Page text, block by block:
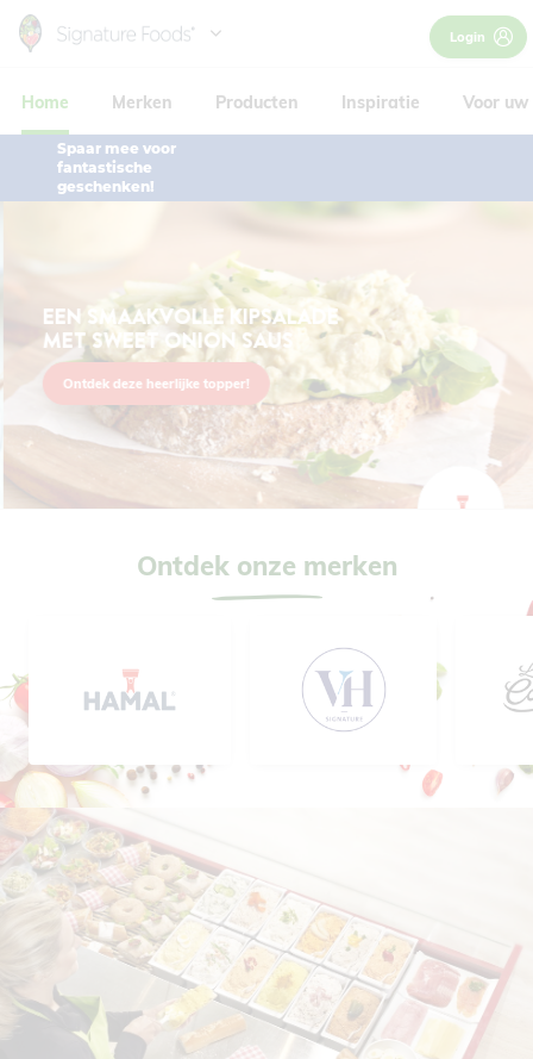
Skip
main
content
Login
Home Merken Producten Inspiratie Voor
Spaar mee voor
fantastische
geschenken!
EEN SMAAKVOLLE KIPSALADE
MET SWEET ONION SAUS
Ontdek deze heerlijke topper!
Ontdek onze merken